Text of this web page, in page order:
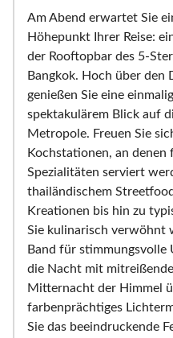
Am Abend erwartet Sie
Höhepunkt Ihrer Reise:
der Rooftopbar des 5-
Bangkok. Hoch über den
genießen Sie eine
spektakulärem Blick auf
Metropole. Freuen Sie
Kochstationen, an
Spezialitäten serviert
thailändischem
Kreationen bis hin zu
Sie kulinarisch verwöhnt
Band für stimmungsvolle
die Nacht mit
Mitternacht der Himmel
farbenprächtiges
Sie das beeindruckende